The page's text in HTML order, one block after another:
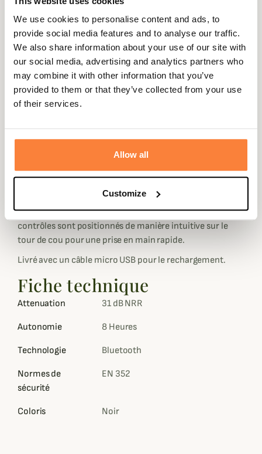
We use cookies to personalise content and ads, to
provide social media features and to analyse our traffic.
We also share information about your use of our site with
our social media, advertising and analytics partners who
may combine it with other information that you’ve
provided to them or that they’ve collected from your use
of their services.
Allow all
Customize
toujours à portée de main et de ne pas les perdre.
Comme sur le reste de la gamme électronique de
Walker's, vous disposez d'une protection auditive
efficace lors des détonations. La compression du son se
fait automatiquement et immédiatement lors d'une
détonation. Vous profitez en même temps d'un son de
petits micro HD omnidirectionnels.
Pour toujours plus de confort, 3 paires d'embouts sont
de disposer de la taille d'embout la plus adaptée à votre
Ergonomiques et simples d'utilisation, les boutons de
contrôles sont positionnés de manière intuitive sur le
tour de cou pour une prise en main rapide.
Livré avec un câble micro USB pour le rechargement.
Fiche technique
Attenuation 31 dB NRR
Autonomie 8 Heures
Technologie Bluetooth
Normes de
sécurité
EN 352
Coloris Noir